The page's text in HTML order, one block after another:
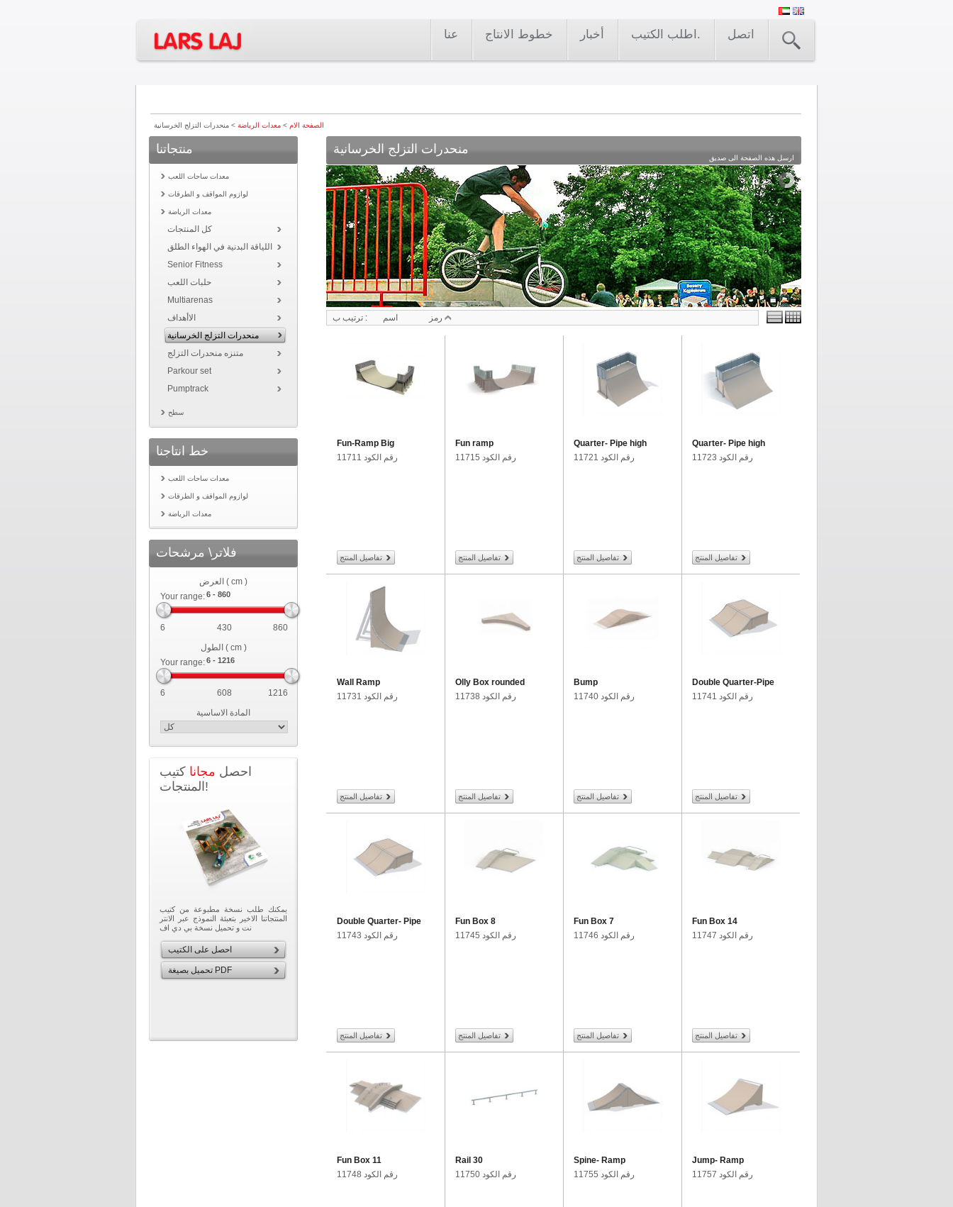
عنا خطوط الانتاج أخبار اطلب الكتيب. اتصل
الصفحة الام > معدات الرياضة > منحدرات التزلج الخرسانية
منتجاتنا
معدات ساحات اللعب
لوازوم المواقف و الطرقات
معدات الرياضة
كل المنتجات
اللياقة البدنية في الهواء الطلق
Senior Fitness
حلبات اللعب
Multiarenas
الاأهداف
منحدرات التزلج الخرسانية
متنزه منحدرات التزلج
Parkour set
Pumptrack
سطح
خط انتاجنا
معدات ساحات اللعب
لوازوم المواقف و الطرقات
معدات الرياضة
فلاتر\ مرشحات
العرض ( cm )
Your range:
6 430
860
الطول ( cm )
Your range:
6 608
1216
المادة الاساسية
احصل مجانا كتيب
المنتجات!
يمكنك طلب نسخة مطبوعة من كتيب
المنتجاتنا الاخير بتعبئة النموذج عبر الانتر
نت و تحميل نسخة بي دي اف
احصل على الكتيب
تحميل بصيغة PDF
منحدرات التزلج الخرسانية
ارسل هذه الصفحة الى صديق
ترتيب ب : اسم
Fun-Ramp Big
رقم الكود 11711
تفاصيل المنتج
Fun ramp
رقم الكود 11715
تفاصيل المنتج
Quarter- Pipe high
رقم الكود 11721
تفاصيل المنتج
Quarter- Pipe high
رقم الكود 11723
تفاصيل المنتج
Wall Ramp
رقم الكود 11731
تفاصيل المنتج
Olly Box rounded
رقم الكود 11738
تفاصيل المنتج
Bump
رقم الكود 11740
تفاصيل المنتج
Double Quarter-Pipe
رقم الكود 11741
تفاصيل المنتج
Double Quarter- Pipe
رقم الكود 11743
تفاصيل المنتج
Fun Box 8
رقم الكود 11745
تفاصيل المنتج
Fun Box 7
رقم الكود 11746
تفاصيل المنتج
Fun Box 14
رقم الكود 11747
تفاصيل المنتج
Fun Box 11
رقم الكود 11748
Rail 30
رقم الكود 11750
Spine- Ramp
رقم الكود 11755
Jump- Ramp
رقم الكود 11757